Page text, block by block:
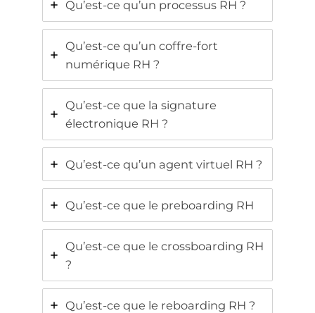
Qu’est-ce qu’un processus RH ?
Qu’est-ce qu’un coffre-fort
numérique RH ?
Qu’est-ce que la signature
électronique RH ?
Qu’est-ce qu’un agent virtuel RH ?
Qu’est-ce que le preboarding RH
Qu’est-ce que le crossboarding RH
?
Qu’est-ce que le reboarding RH ?